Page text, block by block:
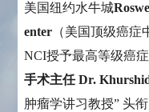
美国纽约水牛城
enter （美国顶级癌
NCI授予最高等级癌
手术主任 Dr.
肿瘤学讲习教授” 头